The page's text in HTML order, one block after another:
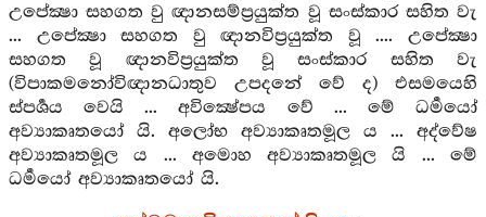
උපේක්‍ෂා සහගත වු ඥානසම්ප්‍රයුක්ත වූ සංස්කාර සහිත වැ
... උපේක්‍ෂා සහගත වු ඥානවිප්‍රයුක්ත වූ .... උපේක්‍ෂා
සහගත වූ ඥානවිප්‍රයුක්ත වූ සංස්කාර සහිත වැ
(විපාකමනෝවිඥානධාතුව උපදනේ වේ ද) එසමයෙහි
ස්පර්‍ශය වෙයි ... අවික්‍ෂේපය වේ ... මේ ධර්‍මයෝ
අව්‍යාකෘතයෝ යි. අලෝභ අව්‍යාකෘතමූල ය ... අද්වේෂ
අව්‍යාකෘතමූල ය ... අමොහ අව්‍යාකෘතමූල යි ... මේ
ධර්‍මයෝ අව්‍යාකෘතයෝ යි.